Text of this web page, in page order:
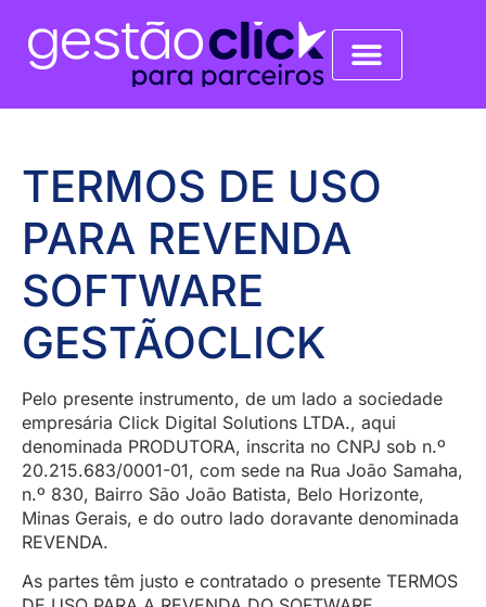
TERMOS DE USO
PARA REVENDA
SOFTWARE
GESTÃOCLICK
Pelo presente instrumento, de um lado a sociedade
empresária Click Digital Solutions LTDA., aqui
denominada PRODUTORA, inscrita no CNPJ sob n.º
20.215.683/0001-01, com sede na Rua João Samaha,
n.º 830, Bairro São João Batista, Belo Horizonte,
Minas Gerais, e do outro lado doravante denominada
REVENDA.
As partes têm justo e contratado o presente TERMOS